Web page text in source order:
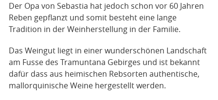
Der Opa von Sebastia hat jedoch schon vor 60 Jahren
Reben gepflanzt und somit besteht eine lange
Tradition in der Weinherstellung in der Familie.
Das Weingut liegt in einer wunderschönen Landschaft
am Fusse des Tramuntana Gebirges und ist bekannt
dafür dass aus heimischen Rebsorten authentische​,
mallorquinische Weine hergestellt werden.